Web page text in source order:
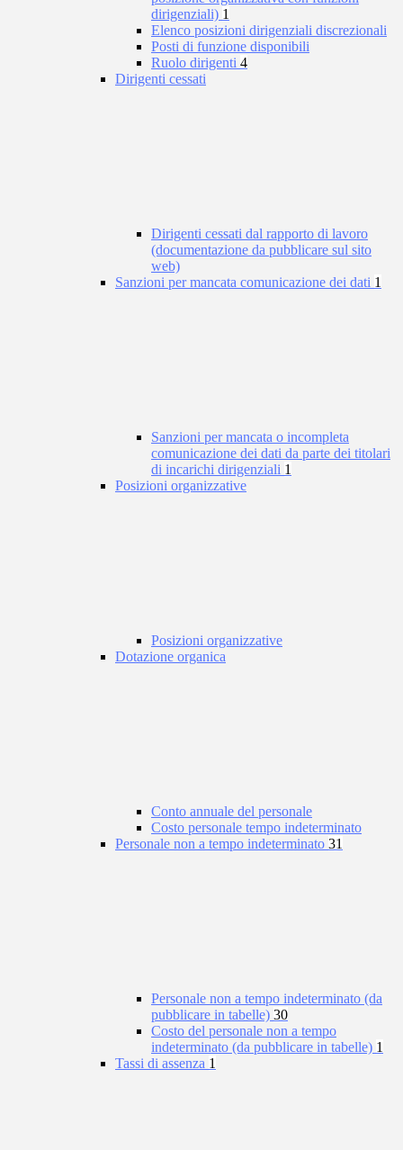
dirigenziali) 1
Elenco posizioni dirigenziali discrezionali
Posti di funzione disponibili
Ruolo dirigenti 4
Dirigenti cessati
Dirigenti cessati dal rapporto di lavoro
(documentazione da pubblicare sul sito
web)
Sanzioni per mancata comunicazione dei dati 1
Sanzioni per mancata o incompleta
comunicazione dei dati da parte dei titolari
di incarichi dirigenziali 1
Posizioni organizzative
Posizioni organizzative
Dotazione organica
Conto annuale del personale
Costo personale tempo indeterminato
Personale non a tempo indeterminato 31
Personale non a tempo indeterminato (da
pubblicare in tabelle) 30
Costo del personale non a tempo
indeterminato (da pubblicare in tabelle) 1
Tassi di assenza 1